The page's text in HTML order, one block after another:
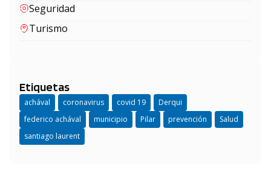
Seguridad
Turismo
Etiquetas
achával coronavirus covid 19
Derqui
federico achával
municipio Pilar prevención
Salud
santiago laurent